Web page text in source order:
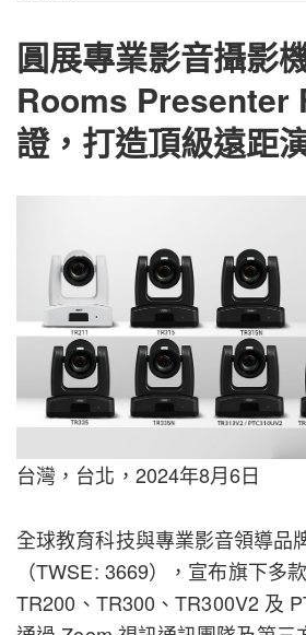
圓展專業影音攝影
Rooms Presenter
證，打造頂級遠距
台灣，台北，2024年8月6日
全球教育科技與專業影音領導品
（TWSE: 3669），宣布旗下多
TR200、TR300、TR300V2 及